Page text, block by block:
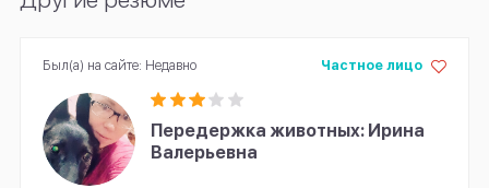
Передержка животных: Ирина
Валерьевна
Частное лицо
Был(а) на сайте: Недавно